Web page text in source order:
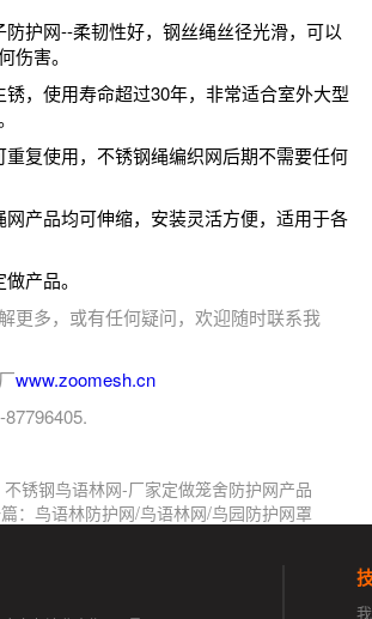
护网--柔韧性好，钢丝绳丝径光滑，可以
伤害。
，使用寿命超过30年，非常适合室外大型
重复使用，不锈钢绳编织网后期不需要任何
网产品均可伸缩，安装灵活方便，适用于各
产品。
更多，或有任何疑问，欢迎随时联系我
www.zoomesh.cn
不锈钢鸟语林网-厂家定做笼舍防护网产品
：鸟语林防护网/鸟语林网/鸟园防护网罩